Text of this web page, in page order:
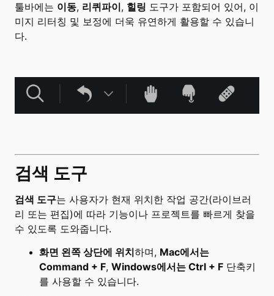
툴바에는 이동, 리퀴파이, 힐링 도구가 포함되어 있어, 이
미지 리터칭 및 보정에 더욱 유연하게 활용할 수 있습니
다.
검색 도구
검색 도구는 사용자가 현재 위치한 작업 공간(라이브러
리 또는 편집)에 따라 기능이나 프로젝트를 빠르게 찾을
수 있도록 도와줍니다.
화면 왼쪽 상단에 위치하며, Mac에서는
Command + F, Windows에서는 Ctrl + F 단축키
를 사용할 수 있습니다.